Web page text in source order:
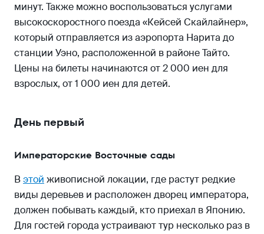
минут. Также можно воспользоваться услугами
высокоскоростного поезда «Кейсей Скайлайнер»,
который отправляется из аэропорта Нарита до
станции Уэно, расположенной в районе Тайто.
Цены на билеты начинаются от 2 000 иен для
взрослых, от 1 000 иен для детей.
День первый
Императорские Восточные сады
Вэтой живописной локации, где растут редкие
виды деревьев и расположен дворец императора,
должен побывать каждый, кто приехал в Японию.
Для гостей города устраивают тур несколько раз в